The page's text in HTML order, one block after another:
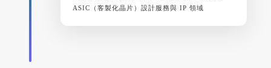
ASIC（客製化晶片）設計服務與 IP 領域